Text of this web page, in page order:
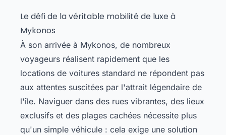
Le défi de la véritable mobilité de luxe à
Mykonos
À son arrivée à Mykonos, de nombreux
voyageurs réalisent rapidement que les
locations de voitures standard ne répondent pas
aux attentes suscitées par l'attrait légendaire de
l'île. Naviguer dans des rues vibrantes, des lieux
exclusifs et des plages cachées nécessite plus
qu'un simple véhicule : cela exige une solution